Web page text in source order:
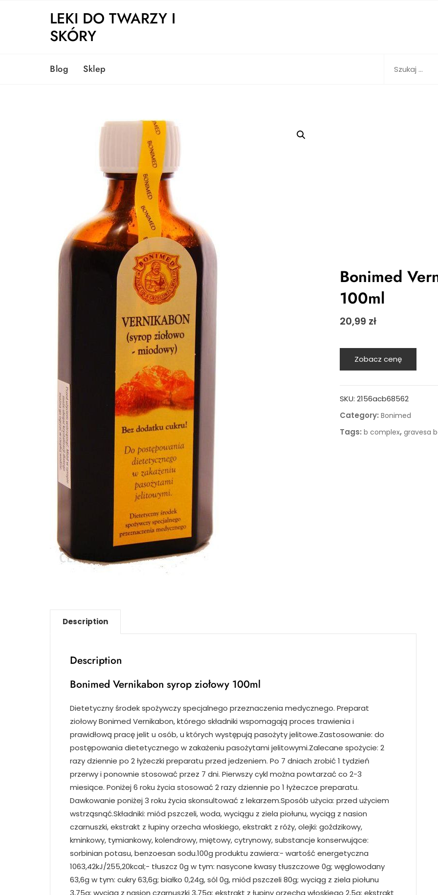
LEKI DO TWARZY I
SKÓRY
Blog Sklep Szukaj:
Bonimed
100ml
20,99 zł
Zobacz cenę
SKU: 2156acb68562
Category: Bonimed
Tags: b complex, gravesa
Description
Description
Bonimed Vernikabon syrop ziołowy 100ml
Dietetyczny środek spożywczy specjalnego przeznaczenia medycznego. Preparat
ziołowy Bonimed Vernikabon, którego składniki wspomagają proces trawienia i
prawidłową pracę jelit u osób, u których występują pasożyty jelitowe.Zastosowanie: do
postępowania dietetycznego w zakażeniu pasożytami jelitowymi.Zalecane spożycie: 2
razy dziennie po 2 łyżeczki preparatu przed jedzeniem. Po 7 dniach zrobić 1 tydzień
przerwy i ponownie stosować przez 7 dni. Pierwszy cykl można powtarzać co 2-3
miesiące. Poniżej 6 roku życia stosować 2 razy dziennie po 1 łyżeczce preparatu.
Dawkowanie poniżej 3 roku życia skonsultować z lekarzem.Sposób użycia: przed użyciem
wstrząsnąć.Składniki: miód pszczeli, woda, wyciągu z ziela piołunu, wyciąg z nasion
czarnuszki, ekstrakt z łupiny orzecha włoskiego, ekstrakt z róży, olejki: goździkowy,
kminkowy, tymiankowy, kolendrowy, miętowy, cytrynowy, substancje konserwujące:
sorbinian potasu, benzoesan sodu.100g produktu zawiera:- wartość energetyczna
1063,42kJ/255,20kcal;- tłuszcz 0g w tym: nasycone kwasy tłuszczowe 0g; węglowodany
63,6g w tym: cukry 63,6g; białko 0,24g, sól 0g, miód pszczeli 80g; wyciąg z ziela piołunu
3,75g; wyciąg z nasion czarnuszki 3,75g; ekstrakt z łupiny orzecha włoskiego 2,5g; ekstrakt